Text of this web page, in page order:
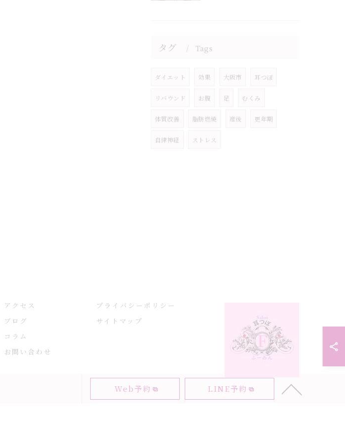
タグ Tags
ダイエット 効果 大阪市 耳つぼ
リバウンド お腹 足 むくみ
体質改善 脂肪燃焼 産後 更年期
自律神経 ストレス
Web予約 LINE予約
アクセス
ブログ
コラム
お問い合わせ
プライバシーポリシー
サイトマップ
エットサロンふーみん ALL RIGHTS RESERVED.